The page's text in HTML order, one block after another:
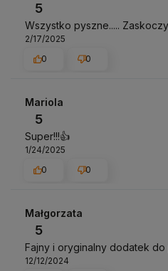
5
Wszystko pyszne.....
2/17/2025
0
0
Mariola
5
Super!!!👍️
1/24/2025
0
0
Małgorzata
5
Fajny i oryginalny dodatek
12/12/2024